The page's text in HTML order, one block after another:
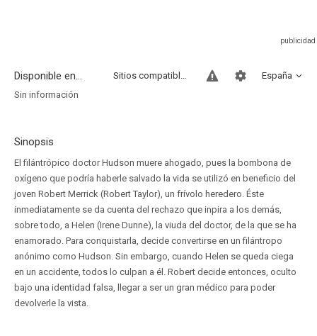
Disponible en... España
Sitios compatibles
Sin información
Sinopsis
El filántrópico doctor Hudson muere ahogado, pues la bombona de
oxígeno que podría haberle salvado la vida se utilizó en beneficio del
joven Robert Merrick (Robert Taylor), un frívolo heredero. Éste
inmediatamente se da cuenta del rechazo que inpira a los demás,
sobre todo, a Helen (Irene Dunne), la viuda del doctor, de la que se ha
enamorado. Para conquistarla, decide convertirse en un filántropo
anónimo como Hudson. Sin embargo, cuando Helen se queda ciega
en un accidente, todos lo culpan a él. Robert decide entonces, oculto
bajo una identidad falsa, llegar a ser un gran médico para poder
devolverle la vista.